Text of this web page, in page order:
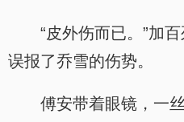
“皮外伤而已。”加
误报了乔雪的伤势。
傅安带着眼镜，一